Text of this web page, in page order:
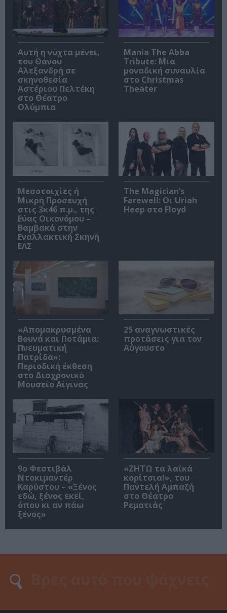
Αυτή η νύχτα μένει,
του Θάνου
Αλεξανδρή σε
σκηνοθεσία
Αστέριου Πελτέκη
στο Θέατρο
Ολύμπια
Mania The Abba
Tribute: Μια
μοναδική συναυλία
στο Christmas
Theater
Μεσοτοιχίες ή
Μικρή Προσευχή
στις 3κ46 π.μ., της
Εύας Οικονόμου –
Βαμβακά στην
Εναλλακτική Σκηνή
ΕΛΣ
The Magician’s
Farewell: Οι Uriah
Heep στο Floyd
«Απομακρυσμένα
Βουνά και Ποτάμια:
Πνευματική
Πατρίδα»:
Περιοδική έκθεση
στο Διαχρονικό
Μουσείο Αίγινας
25 αναγνωστικές
προτάσεις για τον
Αύγουστο
9ο Φεστιβάλ
Ντοκιμαντέρ
Καρύστου – «Ξένος
εδώ, ξένος εκεί,
όπου κι αν πάω
ξένος»
«ΖΗΤΩ τα λαϊκά
κορίτσια!», του
Παντελή Αμπαζή
στο Θέατρο
Ρεματιάς